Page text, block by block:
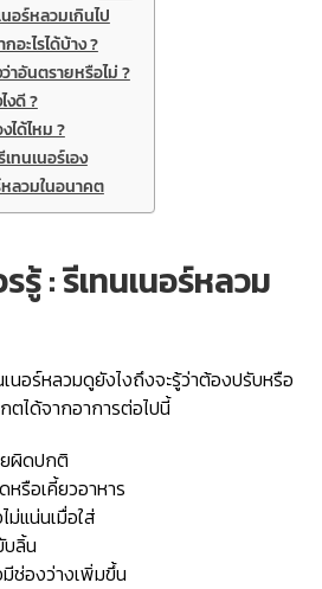
อร์หลวมเกินไป
อะไรได้บ้าง ?
าอันตรายหรือไม่ ?
งดี ?
ได้ไหม ?
ทนเนอร์เอง
ลวมในอนาคต
รู้ :รีเทนเนอร์หลวม
นอร์หลวมดูยังไงถึงจะรู้ว่าต้องปรับหรือ
ตได้จากอาการต่อไปนี้
ยผิดปกติ
รือเคี้ยวอาหาร
แน่นเมื่อใส่
บลิ้น
ช่องว่างเพิ่มขึ้น